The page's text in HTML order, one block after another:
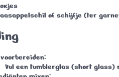
of schijfje (ter
voorbereiden:
Vul een tumblerglas (short glass)